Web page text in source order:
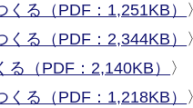
る（PDF：1,251KB）
る（PDF：2,344KB）
（PDF：2,140KB）
〉
る（PDF：1,218KB）